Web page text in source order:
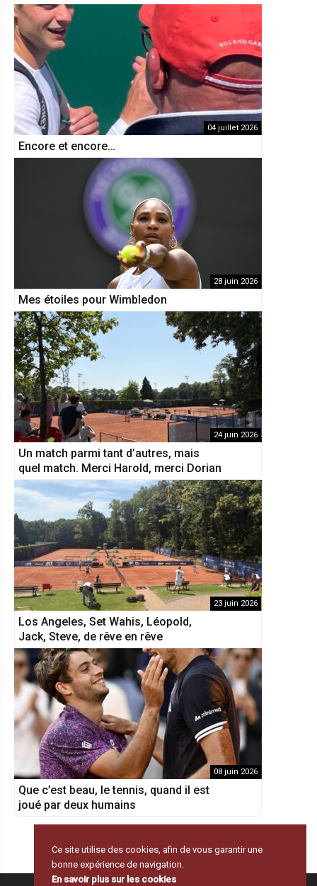
04 juillet 2026
Encore et encore…
28 juin 2026
Mes étoiles pour Wimbledon
24 juin 2026
Un match parmi tant d’autres, mais
quel match. Merci Harold, merci Dorian
23 juin 2026
Los Angeles, Set Wahis, Léopold,
Jack, Steve, de rêve en rêve
08 juin 2026
Que c’est beau, le tennis, quand il est
joué par deux humains
Ce site utilise des cookies, afin de vous garantir une
bonne expérience de navigation.
En savoir plus sur les cookies